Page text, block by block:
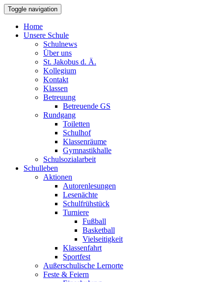
Toggle navigation
Home
Unsere Schule
Schulnews
Über uns
St. Jakobus d. Ä.
Kollegium
Kontakt
Klassen
Betreuung
Betreuende GS
Rundgang
Toiletten
Schulhof
Klassenräume
Gymnastikhalle
Schulsozialarbeit
Schulleben
Aktionen
Autorenlesungen
Lesenächte
Schulfrühstück
Turniere
Fußball
Basketball
Vielseitigkeit
Klassenfahrt
Sportfest
Außerschulische Lernorte
Feste & Feiern